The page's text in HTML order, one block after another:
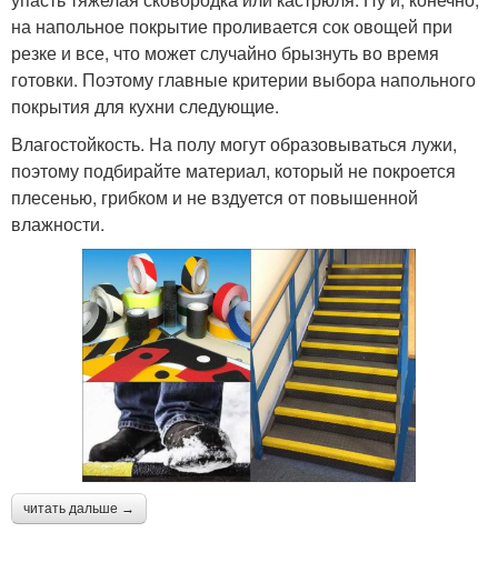
на напольное покрытие проливается сок овощей при
резке и все, что может случайно брызнуть во время
готовки. Поэтому главные критерии выбора напольного
покрытия для кухни следующие.
Влагостойкость. На полу могут образовываться лужи,
поэтому подбирайте материал, который не покроется
плесенью, грибком и не вздуется от повышенной
влажности.
читать дальше →